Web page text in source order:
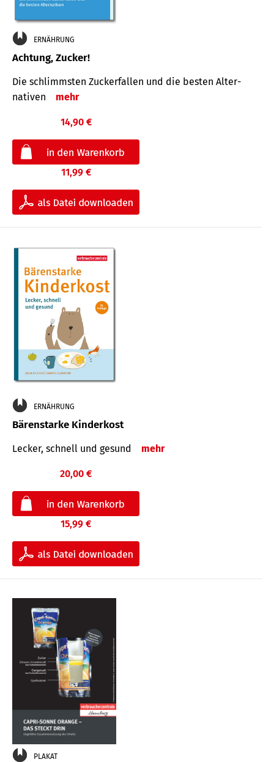
ERNÄHRUNG
Achtung, Zucker!
Die schlimmsten Zucker­fallen und die besten Alter­
nativen
mehr
14,90 €
11,99 €
ERNÄHRUNG
Bärenstarke Kinderkost
Lecker, schnell und gesund mehr
20,00 €
15,99 €
PLAKAT